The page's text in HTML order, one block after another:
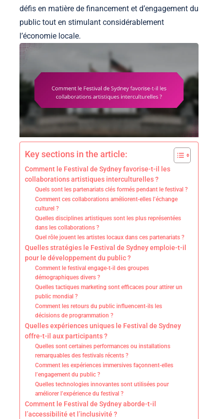
défis en matière de financement et d’engagement du
public tout en stimulant considérablement
l’économie locale.
Key sections in the article:
Comment le Festival de Sydney favorise-t-il les
collaborations artistiques interculturelles ?
Quels sont les partenariats clés formés pendant le festival ?
Comment ces collaborations améliorent-elles l’échange
culturel ?
Quelles disciplines artistiques sont les plus représentées
dans les collaborations ?
Quel rôle jouent les artistes locaux dans ces partenariats ?
Quelles stratégies le Festival de Sydney emploie-t-il
pour le développement du public ?
Comment le festival engage-t-il des groupes
démographiques divers ?
Quelles tactiques marketing sont efficaces pour attirer un
public mondial ?
Comment les retours du public influencent-ils les
décisions de programmation ?
Quelles expériences uniques le Festival de Sydney
offre-t-il aux participants ?
Quelles sont certaines performances ou installations
remarquables des festivals récents ?
Comment les expériences immersives façonnent-elles
l’engagement du public ?
Quelles technologies innovantes sont utilisées pour
améliorer l’expérience du festival ?
Comment le Festival de Sydney aborde-t-il
l’accessibilité et l’inclusivité ?